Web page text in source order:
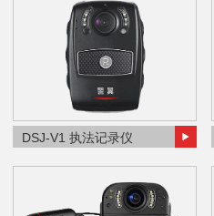
DSJ-V1 执法记录仪